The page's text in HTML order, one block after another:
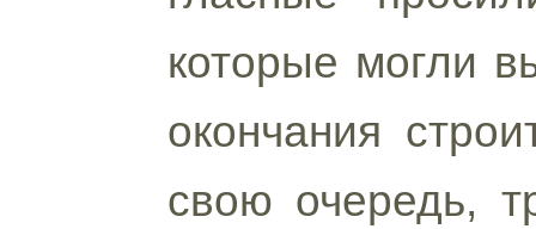
которые могли
окончания
свою очередь,